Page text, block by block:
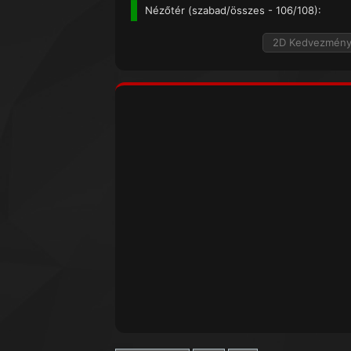
Nézőtér (szabad/összes - 106/108):
2D